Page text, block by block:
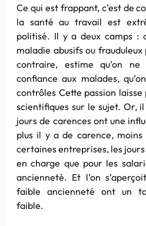
Ce qui est frappant, c’est de
la santé au travail est
politisé. Il y a deux camps :
maladie abusifs ou
contraire, estime qu’on
confiance aux malades,
contrôles Cette passion
scientifiques sur le sujet. Or,
jours de carences ont une
plus il y a de carence, moins
certaines entreprises, les
en charge que pour les
ancienneté. Et l’on
faible ancienneté ont un
faible.